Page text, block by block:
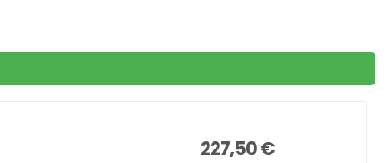
227,50 €